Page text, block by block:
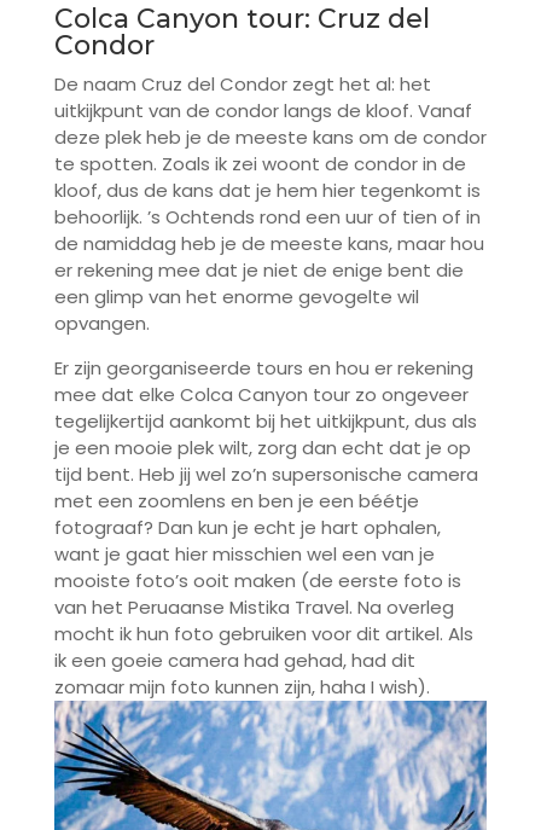
Colca Canyon tour: Cruz del
Condor
De naam Cruz del Condor zegt het al: het
uitkijkpunt van de condor langs de kloof. Vanaf
deze plek heb je de meeste kans om de condor
te spotten. Zoals ik zei woont de condor in de
kloof, dus de kans dat je hem hier tegenkomt is
behoorlijk. ’s Ochtends rond een uur of tien of in
de namiddag heb je de meeste kans, maar hou
er rekening mee dat je niet de enige bent die
een glimp van het enorme gevogelte wil
opvangen.
Er zijn georganiseerde tours en hou er rekening
mee dat elke Colca Canyon tour zo ongeveer
tegelijkertijd aankomt bij het uitkijkpunt, dus als
je een mooie plek wilt, zorg dan echt dat je op
tijd bent. Heb jij wel zo’n supersonische camera
met een zoomlens en ben je een béétje
fotograaf? Dan kun je echt je hart ophalen,
want je gaat hier misschien wel een van je
mooiste foto’s ooit maken (de eerste foto is
van het Peruaanse Mistika Travel. Na overleg
mocht ik hun foto gebruiken voor dit artikel. Als
ik een goeie camera had gehad, had dit
zomaar mijn foto kunnen zijn, haha I wish).